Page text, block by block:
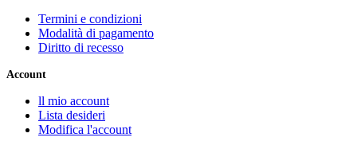
Termini e condizioni
Modalità di pagamento
Diritto di recesso
Account
ll mio account
Lista desideri
Modifica l'account